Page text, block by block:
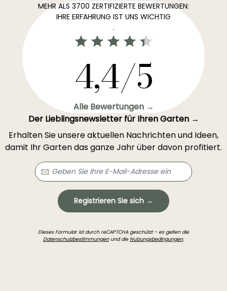
MEHR ALS 3700 ZERTIFIZIERTE BEWERTUNGEN:
IHRE ERFAHRUNG IST UNS WICHTIG
.
4,4/5
Alle Bewertungen →
Der Lieblingsnewsletter für Ihren Garten →
Erhalten Sie unsere aktuellen Nachrichten und Ideen,
damit Ihr Garten das ganze Jahr über davon profitiert.
Registrieren Sie sich →
Dieses Formular ist durch reCAPTCHA geschützt – es gelten die
Datenschutzbestimmungenund dieNutzungsbedingungen.